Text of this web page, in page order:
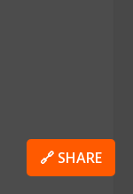
🔗 SHARE